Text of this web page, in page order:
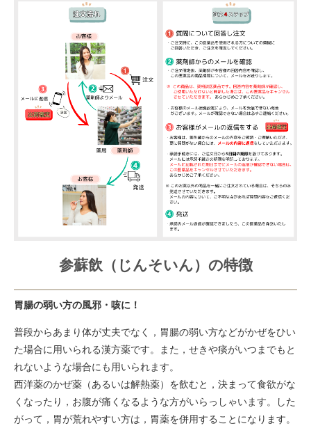
参蘇飲（じんそいん）の特徴
胃腸の弱い方の風邪・咳に！
普段からあまり体が丈夫でなく，胃腸の弱い方などがかぜをひい
た場合に用いられる漢方薬です。また，せきや痰がいつまでもと
れないような場合にも用いられます。
西洋薬のかぜ薬（あるいは解熱薬）を飲むと，決まって食欲がな
くなったり，お腹が痛くなるような方がいらっしゃいます。した
がって，胃が荒れやすい方は，胃薬を併用することになります。